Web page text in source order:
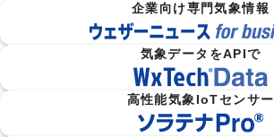
企業向け専門気象情報
気象データをAPIで
高性能気象IoTセンサー